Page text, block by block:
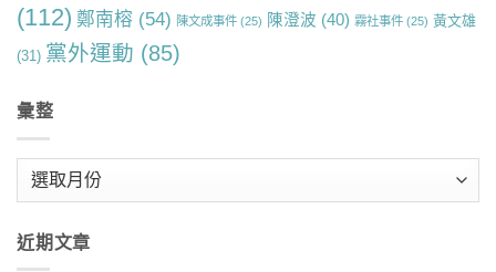
(112) 鄭南榕 (54) 陳文成事件 (25) 陳澄波 (40) 霧社事件 (25) 黃文雄
(31) 黨外運動 (85)
彙整
近期文章